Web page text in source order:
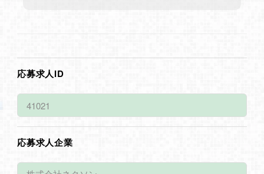
応募求人ID
応募求人企業